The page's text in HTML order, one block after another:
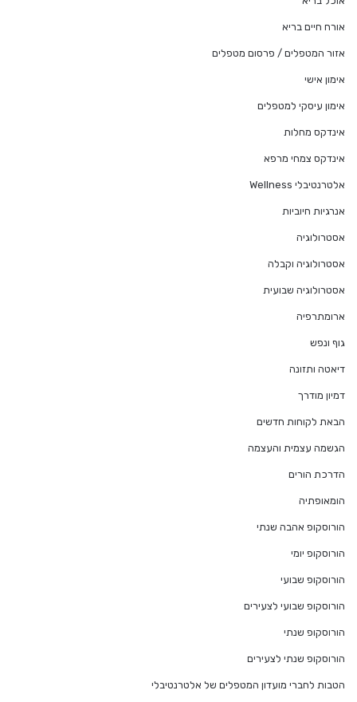
אורח חיים בריא
אזור המטפלים / פרסום מטפלים
אימון אישי
אימון עיסקי למטפלים
אינדקס מחלות
אינדקס צמחי מרפא
אלטרנטיבלי Wellness
אנרגיות חיוביות
אסטרולוגיה
אסטרולוגיה וקבלה
אסטרולוגיה שבועית
ארומתרפיה
גוף ונפש
דיאטה ותזונה
דמיון מודרך
הבאת לקוחות חדשים
הגשמה עצמית והעצמה
הדרכת הורים
הומאופתיה
הורוסקופ אהבה שנתי
הורוסקופ יומי
הורוסקופ שבועי
הורוסקופ שבועי לצעירים
הורוסקופ שנתי
הורוסקופ שנתי לצעירים
הטבות לחברי מועדון המטפלים של אלטרנטיבלי